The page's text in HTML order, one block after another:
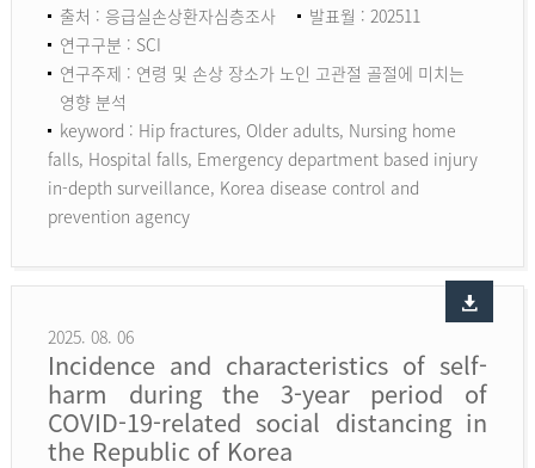
출처 : 응급실손상환자심층조사
발표월 : 202511
연구구분 : SCI
연구주제 : 연령 및 손상 장소가 노인 고관절 골절에 미치는
영향 분석
keyword : Hip fractures, Older adults, Nursing home
falls, Hospital falls, Emergency department based injury
in-depth surveillance, Korea disease control and
prevention agency
2025. 08. 06
Incidence and characteristics of self-
harm during the 3-year period of
COVID-19-related social distancing in
the Republic of Korea